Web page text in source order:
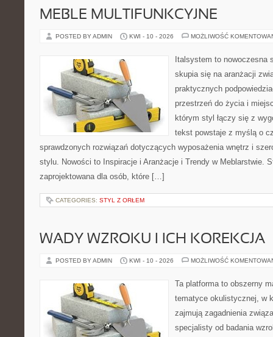
MEBLE MULTIFUNKCYJNE
POSTED BY ADMIN KWI - 10 - 2026 MOŻLIWOŚĆ
Italsystem to nowoczesna
skupia się na aranżacji
praktycznych
przestrzeń do życia i
którym styl łączy się z
tekst powstaje z myślą o
sprawdzonych rozwiązań dotyczących wyposażenia wnętrz i
stylu. Nowości to Inspiracje i Aranżacje i Trendy w Meblarstwie.
zaprojektowana dla osób, które […]
CATEGORIES: STYL Z ORŁEM
WADY WZROKU I ICH KOREKCJA
POSTED BY ADMIN KWI - 10 - 2026 MOŻLIWOŚĆ
Ta platforma to obszerny
tematyce okulistycznej, w
zajmują zagadnienia
specjalisty od badania